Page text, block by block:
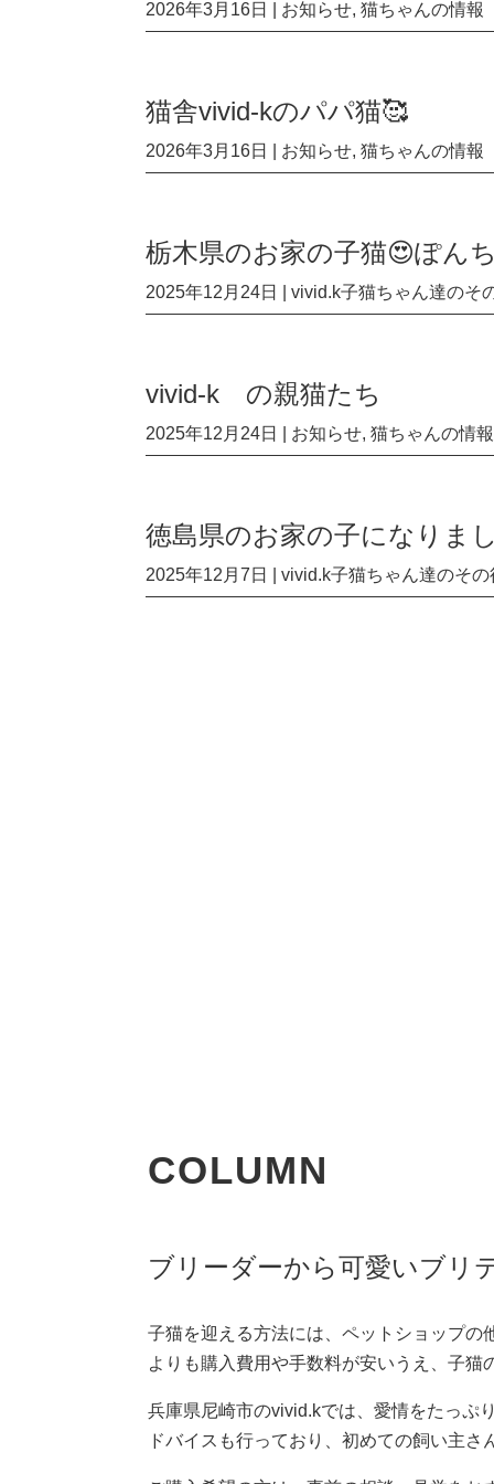
2026年3月16日 お知らせ, 猫ちゃんの情報
猫舎vivid-kのパパ猫🥰
2026年3月16日 お知らせ, 猫ちゃんの情報
栃木県のお家の子猫😍ぽん
2025年12月24日 vivid.k子猫ちゃん達のそ
vivid-k の親猫たち
2025年12月24日 お知らせ, 猫ちゃんの情報
徳島県のお家の子になりま
2025年12月7日 vivid.k子猫ちゃん達のその
COLUMN
ブリーダーから可愛いブリ
子猫を迎える方法には、ペットショップ
よりも購入費用や手数料が安いうえ、子
兵庫県尼崎市のvivid.kでは、愛情をたっぷ
ドバイスも行っており、初めての飼い主